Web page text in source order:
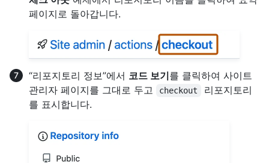
페이지로 돌아갑니다.
“리포지토리 정보”에서 코드 보기를 클릭하여 사이트
관리자 페이지를 그대로 두고
checkout
리포지토리
를 표시합니다.